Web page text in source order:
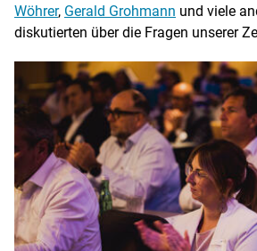
Wöhrer, Gerald Grohmann und viele
diskutierten über die Fragen unserer